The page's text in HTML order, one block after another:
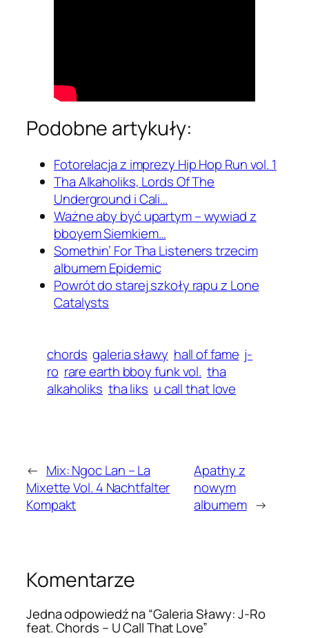
Podobne artykuły:
Fotorelacja z imprezy Hip Hop Run vol. 1
Tha Alkaholiks, Lords Of The
Underground i Cali…
Ważne aby być upartym – wywiad z
bboyem Siemkiem…
Somethin’ For Tha Listeners trzecim
albumem Epidemic
Powrót do starej szkoły rapu z Lone
Catalysts
chords galeria sławy hall of fame j-
ro rare earth bboy funk vol. tha
alkaholiks tha liks u call that love
← Mix: Ngoc Lan – La
Mixette Vol. 4 Nachtfalter
Kompakt
Apathy z
nowym
albumem →
Komentarze
Jedna odpowiedź na “Galeria Sławy: J-Ro
feat. Chords – U Call That Love”